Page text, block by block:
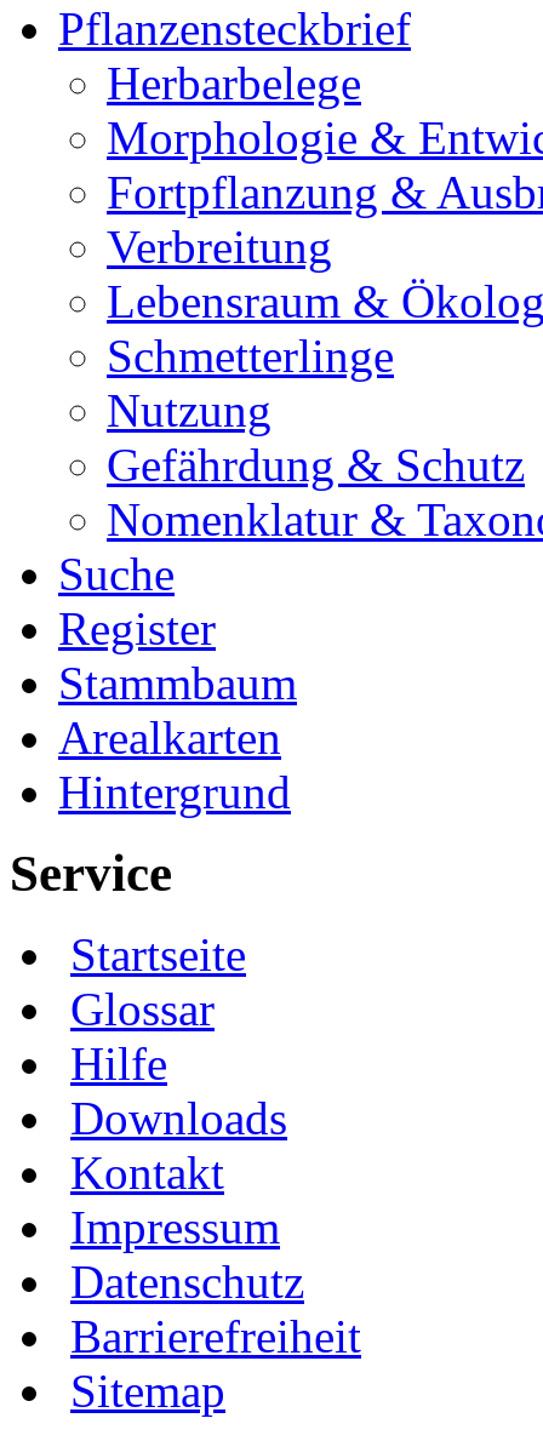
Pflanzensteckbrief
Herbarbelege
Morphologie &
Fortpflanzung &
Verbreitung
Lebensraum &
Schmetterlinge
Nutzung
Gefährdung & Schutz
Nomenklatur &
Suche
Register
Stammbaum
Arealkarten
Hintergrund
Service
Startseite
Glossar
Hilfe
Downloads
Kontakt
Impressum
Datenschutz
Barrierefreiheit
Sitemap